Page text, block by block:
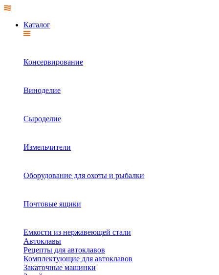
Каталог
Консервирование
Виноделие
Сыроделие
Измельчители
Оборудование для охоты и рыбалки
Почтовые ящики
Емкости из нержавеющей стали
Автоклавы
Рецепты для автоклавов
Комплектующие для автоклавов
Закаточные машинки